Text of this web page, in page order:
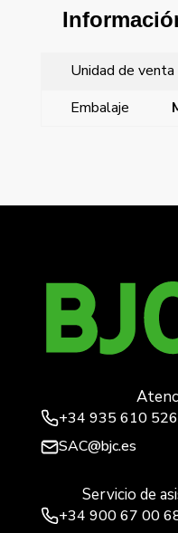
Unidad de venta
Embalaje
+34 935 610 526
SAC@bjc.es
Servicio de
+34 900 67 00